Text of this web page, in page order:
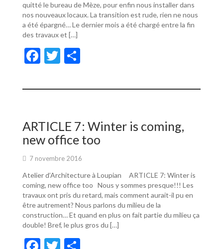
quitté le bureau de Mèze, pour enfin nous installer dans
nos nouveaux locaux. La transition est rude, rien ne nous
a été épargné… Le dernier mois a été chargé entre la fin
des travaux et […]
F
e
o
o
k
T
itt ta
er
ARTICLE 7: Winter is coming,
new office too
7 novembre 2016
Atelier d’Architecture à Loupian ARTICLE 7: Winter is
coming, new office too Nous y sommes presque!!! Les
travaux ont pris du retard, mais comment aurait-il pu en
être autrement? Nous parlons du milieu de la
construction… Et quand en plus on fait partie du milieu ça
double! Bref, le plus gros du […]